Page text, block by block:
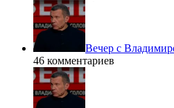
Вечер с
46 комментариев